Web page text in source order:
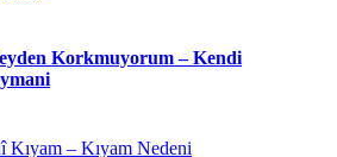
Korkmuyorum – Kendi